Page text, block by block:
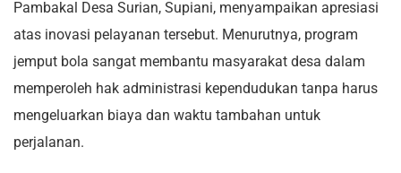
Pambakal Desa Surian, Supiani, menyampaikan apresiasi
atas inovasi pelayanan tersebut. Menurutnya, program
jemput bola sangat membantu masyarakat desa dalam
memperoleh hak administrasi kependudukan tanpa harus
mengeluarkan biaya dan waktu tambahan untuk
perjalanan.